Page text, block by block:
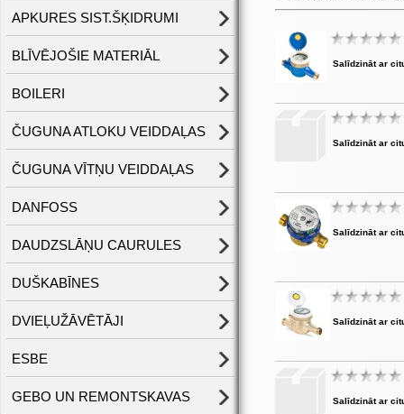
APKURES SIST.ŠĶIDRUMI
BLĪVĒJOŠIE MATERIĀL
BOILERI
ČUGUNA ATLOKU VEIDDAĻAS
ČUGUNA VĪTŅU VEIDDAĻAS
DANFOSS
DAUDZSLĀŅU CAURULES
DUŠKABĪNES
DVIEĻUŽĀVĒTĀJI
ESBE
GEBO UN REMONTSKAVAS
Salīdzināt ar
Salīdzināt ar
Salīdzināt ar
Salīdzināt ar
Salīdzināt ar